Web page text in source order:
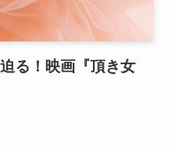
る！映画『頂き女